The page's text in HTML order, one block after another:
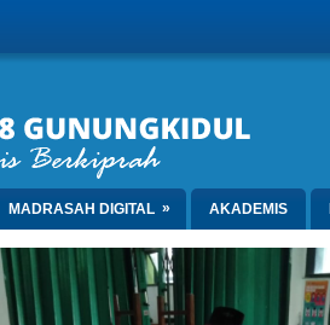
MADRASAH DIGITAL » AKADEMIS